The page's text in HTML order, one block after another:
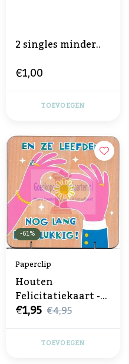
2 singles minder..
€1,00
TOEVOEGEN
-61%
Paperclip
Houten
Felicitatiekaart -
Huwelijk
€1,95 €4,95
TOEVOEGEN